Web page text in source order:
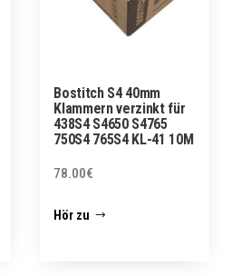
Bostitch S4 40mm
Klammern verzinkt für
438S4 S4650 S4765
750S4 765S4 KL-41 10M
78.00€
Hör zu